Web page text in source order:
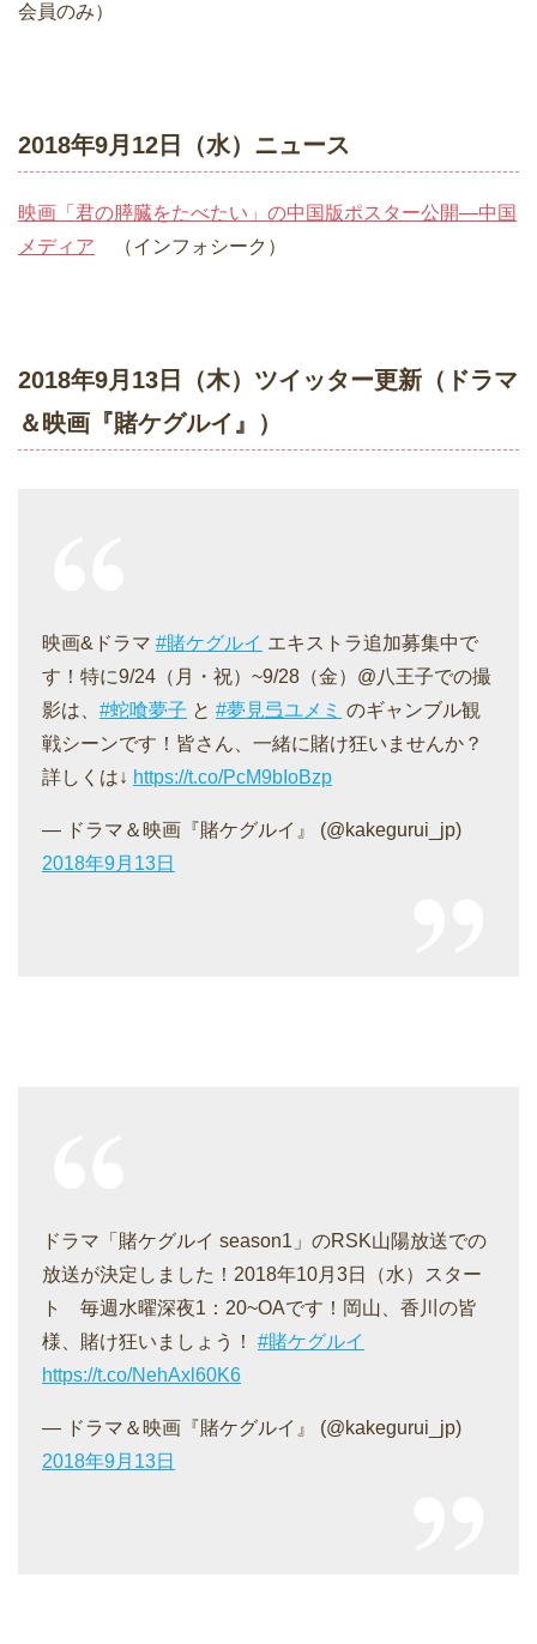
会員のみ）
2018年9月12日（水）ニュース
映画「君の膵臓をたべたい」の中国版ポスター公開―中国
メディア （インフォシーク）
2018年9月13日（木）ツイッター更新（ドラマ
＆映画『賭ケグルイ』）
映画&ドラマ #賭ケグルイ エキストラ追加募集中で
す！特に9/24（月・祝）~9/28（金）@八王子での撮
影は、 #蛇喰夢子 と #夢見弖ユメミ のギャンブル観
戦シーンです！皆さん、一緒に賭け狂いませんか？
詳しくは↓ https://t.co/PcM9bIoBzp
— ドラマ＆映画『賭ケグルイ』 (@kakegurui_jp)
2018年9月13日
ドラマ「賭ケグルイ season1」のRSK山陽放送での
放送が決定しました！2018年10月3日（水）スター
ト 毎週水曜深夜1：20~OAです！岡山、香川の皆
様、賭け狂いましょう！ #賭ケグルイ
https://t.co/NehAxl60K6
— ドラマ＆映画『賭ケグルイ』 (@kakegurui_jp)
2018年9月13日